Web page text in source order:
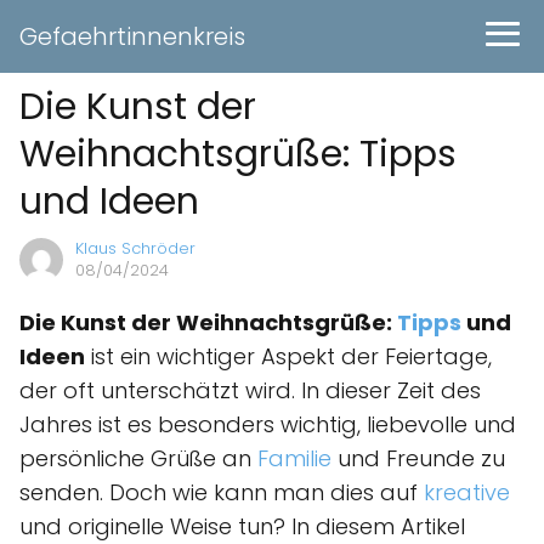
Gefaehrtinnenkreis
Die Kunst der
Weihnachtsgrüße: Tipps
und Ideen
Klaus Schröder
08/04/2024
Die Kunst der Weihnachtsgrüße: Tipps und
Ideen ist ein wichtiger Aspekt der Feiertage,
der oft unterschätzt wird. In dieser Zeit des
Jahres ist es besonders wichtig, liebevolle und
persönliche Grüße an Familie und Freunde zu
senden. Doch wie kann man dies auf kreative
und originelle Weise tun? In diesem Artikel